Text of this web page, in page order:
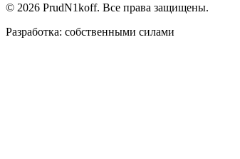
© 2026 PrudN1koff. Все права защищены.
Разработка: собственными силами